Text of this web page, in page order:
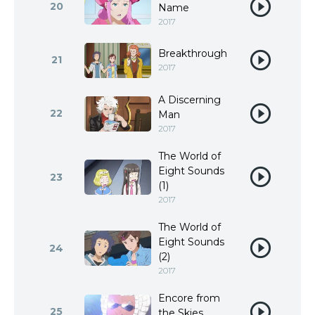
20 Name
2017
21 Breakthrough
2017
22
A Discerning
Man
2017
23
The World of
Eight Sounds
(1)
2017
24
The World of
Eight Sounds
(2)
2017
25
Encore from